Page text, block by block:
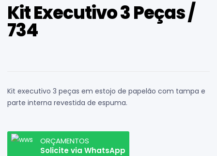
Kit Executivo 3 Peças /
734
Kit executivo 3 peças em estojo de papelão com tampa e
parte interna revestida de espuma.
ORÇAMENTOS
Solicite via WhatsApp